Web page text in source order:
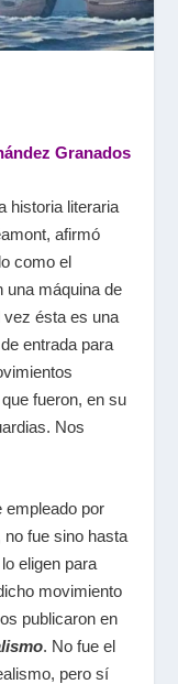
Granados
historia literaria
afirmó
como el
una máquina de
vez ésta es una
entrada para
fueron, en su
Nos
por
fue sino hasta
eligen para
movimiento
publicaron en
. No fue el
pero sí